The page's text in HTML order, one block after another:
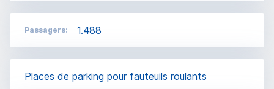
Passagers: 1.488
Places de parking pour fauteuils roulants